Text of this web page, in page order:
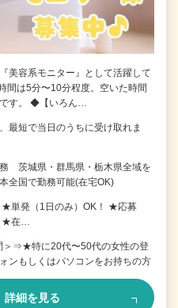
美容系モニター』として活躍して
間は5分〜10分程度。空いた時間
です。 ◆【いろん…
短で当日のうちに受け取れま
茨城県・群馬県・栃木県全域を
全国で勤務可能(在宅OK)
★単発（1日のみ）OK！ ★応募
★在…
＞⇒★特に20代〜50代の女性の登
もしくはパソコンをお持ちの方
詳細を見る